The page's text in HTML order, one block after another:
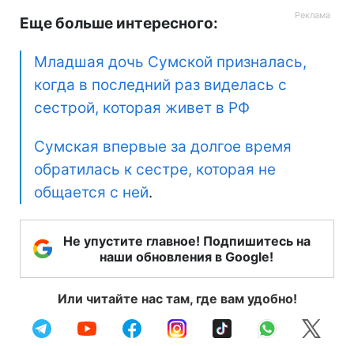
Еще больше интересного:
Младшая дочь Сумской призналась,
когда в последний раз виделась с
сестрой, которая живет в РФ
Сумская впервые за долгое время
обратилась к сестре, которая не
общается с ней.
Не упустите главное! Подпишитесь на
наши обновления в Google!
Или читайте нас там, где вам удобно!